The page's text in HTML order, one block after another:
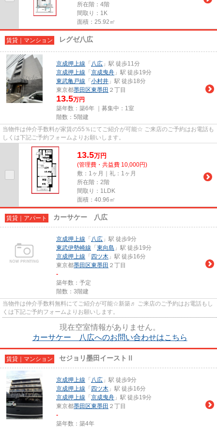
所在階：4階
間取り：1K
面積：25.92㎡
賃貸｜マンション レグゼ八広
京成押上線 「 八広 」駅 徒歩11分
京成押上線 「 京成曳舟 」駅 徒歩19分
東武亀戸線 「 小村井 」駅 徒歩18分
東京都墨田区東墨田 ２丁目
13.5万円
築年数：築6年 ｜募集中： 1室
階数：5階建
当物件は仲介手数料が家賃の55％にてご紹介が可能☆ ご来店のご予約はお電話も
しくは下記ご予約フォームよりお願いします。
13.5万円
(管理費・共益費 10,000円)
敷：1ヶ月｜礼：1ヶ月
所在階：2階
間取り：1LDK
面積：40.96㎡
賃貸｜アパート カーサケー 八広
京成押上線 「 八広 」駅 徒歩9分
東武伊勢崎線 「 東向島 」駅 徒歩19分
京成押上線 「 四ツ木 」駅 徒歩16分
東京都墨田区東墨田 ２丁目
-
築年数：予定
階数：3階建
当物件は仲介手数料無料にてご紹介が可能☆新築♬ ご来店のご予約はお電話もし
くは下記ご予約フォームよりお願いします。
現在空室情報がありません。
カーサケー 八広へのお問い合わせはこちら
賃貸｜マンション セジョリ墨田イーストⅡ
京成押上線 「 八広 」駅 徒歩9分
京成押上線 「 四ツ木 」駅 徒歩16分
京成押上線 「 京成曳舟 」駅 徒歩19分
東京都墨田区東墨田 ２丁目
-
築年数：築4年